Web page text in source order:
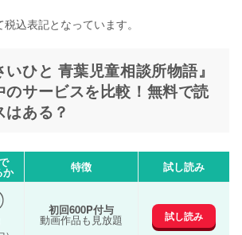
込表記となっています。
ひと 青葉児童相談所物語』
のサービスを比較！無料で読
ある？
か 特徴 試し読み
初回600P付与
動画作品も見放題 試し読み